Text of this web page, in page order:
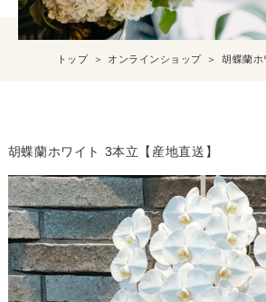
トップ オンラインショップ 胡蝶蘭ホ
胡蝶蘭ホワイト 3本立【産地直送】